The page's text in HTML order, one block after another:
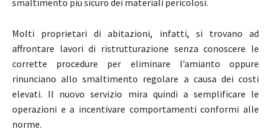
smaltimento più sicuro dei materiali pericolosi.
Molti proprietari di abitazioni, infatti, si trovano ad
affrontare lavori di ristrutturazione senza conoscere le
corrette procedure per eliminare l’amianto oppure
rinunciano allo smaltimento regolare a causa dei costi
elevati. Il nuovo servizio mira quindi a semplificare le
operazioni e a incentivare comportamenti conformi alle
norme.